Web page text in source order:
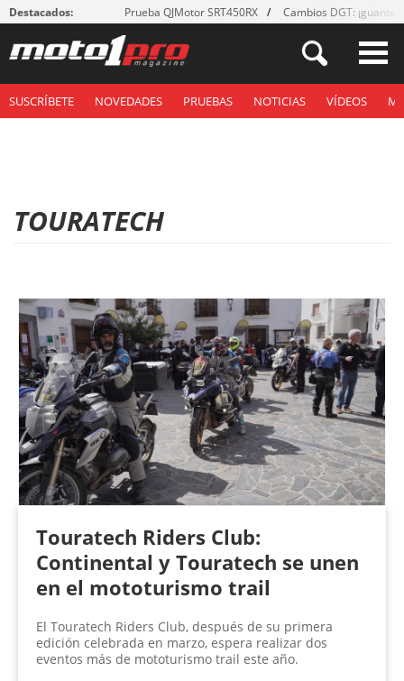
Destacados: Prueba QJMotor SRT450RX Cambios DGT: ¡guantes!
SUSCRÍBETE NOVEDADES PRUEBAS NOTICIAS VÍDEOS
TOURATECH
Touratech Riders Club:
Continental y Touratech se unen
en el mototurismo trail
El Touratech Riders Club, después de su primera
edición celebrada en marzo, espera realizar dos
eventos más de mototurismo trail este año.